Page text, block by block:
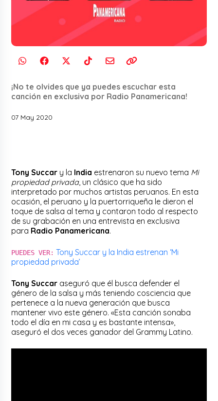
¡No te olvides que ya puedes escuchar esta
canción en exclusiva por Radio Panamericana!
07 May 2020
Tony Succar y la India estrenaron su nuevo tema Mi
propiedad privada, un clásico que ha sido
interpretado por muchos artistas peruanos. En esta
ocasión, el peruano y la puertorriqueña le dieron el
toque de salsa al tema y contaron todo al respecto
de su grabación en una entrevista en exclusiva
para Radio Panamericana.
PUEDES VER: Tony Succar y la India estrenan ‘Mi
propiedad privada’
Tony Succar aseguró que él busca defender el
género de la salsa y más teniendo cosciencia que
pertenece a la nueva generación que busca
mantener vivo este género. «Esta canción sonaba
todo el día en mi casa y es bastante intensa»,
aseguró el dos veces ganador del Grammy Latino.